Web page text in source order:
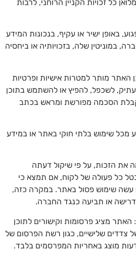
כל זכויות הקניין הרוחני, לרבות
באופן ישיר או עקיף, בנכונות המידע
במוניטין שלה, בזכויותיה או ביחסיה
האתר מותר למטרות אישיות ופרטיות
לשכפל, להפיץ או להשתמש בתוכן
קבלת הסכמה מפורשת ומראש בכתב
מכל שימוש בלתי חוקי באתר או במידע
את הזכות, על פי שיקול דעתה
כל פעולה של לקוח, אם תמצא כי
עשה שימוש פסול באתר. במקרה כזה,
או תביעה כנגד החברה.
האתר מציג פרסומות וקישורים לתוכן
צדדים שלישיים, כגון רשת הפרסום של
מוצג באחריות המפרסמים בלבד.